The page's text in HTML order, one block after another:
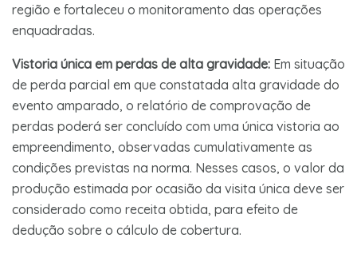
região e fortaleceu o monitoramento das operações
enquadradas.
Vistoria única em perdas de alta gravidade: Em situação
de perda parcial em que constatada alta gravidade do
evento amparado, o relatório de comprovação de
perdas poderá ser concluído com uma única vistoria ao
empreendimento, observadas cumulativamente as
condições previstas na norma. Nesses casos, o valor da
produção estimada por ocasião da visita única deve ser
considerado como receita obtida, para efeito de
dedução sobre o cálculo de cobertura.